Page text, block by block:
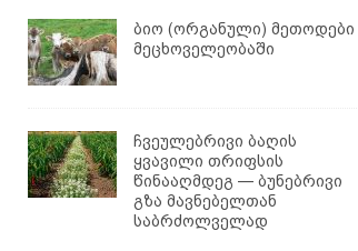
ბიო (ორგანული) მეთოდები
მეცხოველეობაში
ჩვეულებრივი ბაღის
ყვავილი თრიფსის
წინააღმდეგ — ბუნებრივი
გზა მავნებელთან
საბრძოლველად